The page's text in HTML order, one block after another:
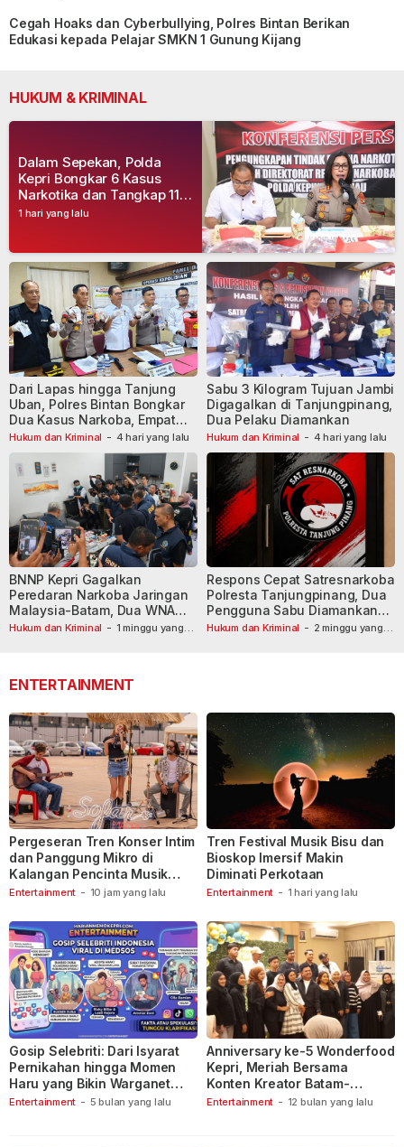
Cegah Hoaks dan Cyberbullying, Polres Bintan Berikan
Edukasi kepada Pelajar SMKN 1 Gunung Kijang
HUKUM & KRIMINAL
1 hari yang lalu
Dalam Sepekan, Polda
Kepri Bongkar 6 Kasus
Narkotika dan Tangkap 11
Tersangka
Hukum dan Kriminal - 4 hari yang lalu
Dari Lapas hingga Tanjung
Uban, Polres Bintan Bongkar
Dua Kasus Narkoba, Empat
Tersangka Dibekuk
Hukum dan Kriminal - 4 hari yang lalu
Sabu 3 Kilogram Tujuan Jambi
Digagalkan di Tanjungpinang,
Dua Pelaku Diamankan
Hukum dan Kriminal - 1 minggu yang
BNNP Kepri Gagalkan
Peredaran Narkoba Jaringan
Malaysia-Batam, Dua WNA
Masih Diburu
Hukum dan Kriminal - 2 minggu yang
Respons Cepat Satresnarkoba
Polresta Tanjungpinang, Dua
Pengguna Sabu Diamankan
Usai Dilaporkan ke Call Center
ENTERTAINMENT
Entertainment - 10 jam yang lalu
Pergeseran Tren Konser Intim
dan Panggung Mikro di
Kalangan Pencinta Musik
Indonesia
Entertainment - 1 hari yang lalu
Tren Festival Musik Bisu dan
Bioskop Imersif Makin
Diminati Perkotaan
Entertainment - 5 bulan yang lalu
Gosip Selebriti: Dari Isyarat
Pernikahan hingga Momen
Haru yang Bikin Warganet
Berspekulasi
Entertainment - 12 bulan yang lalu
Anniversary ke-5 Wonderfood
Kepri, Meriah Bersama
Konten Kreator Batam-
Tanjungpinang